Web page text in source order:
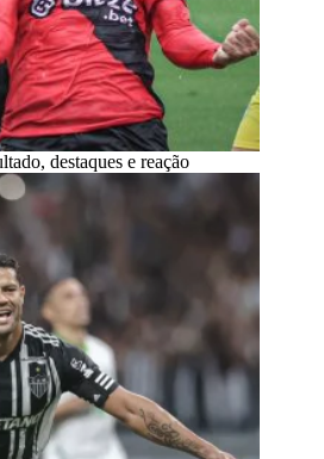
destaques e reação